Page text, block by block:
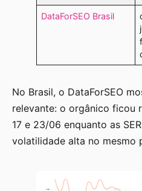
DataForSEO Brasil
No Brasil, o DataForSEO
relevante: o orgânico ficou
17 e 23/06 enquanto as
volatilidade alta no mesmo